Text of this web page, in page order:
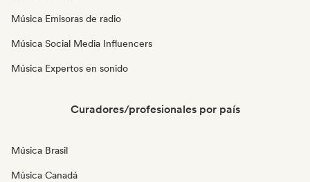
Música Emisoras de radio
Música Social Media Influencers
Música Expertos en sonido
Curadores/profesionales por país
Música Brasil
Música Canadá